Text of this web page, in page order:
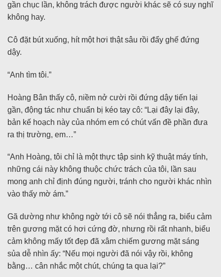
gần chục lần, không trách được người khác sẽ có suy nghĩ
không hay.
Cô đặt bút xuống, hít một hơi thật sâu rồi đẩy ghế đứng
dậy.
“Anh tìm tôi.”
Hoàng Bân thấy cô, niềm nở cười rồi đứng dậy tiến lại
gần, động tác như chuẩn bị kéo tay cô: “Lại đây lại đây,
bản kế hoạch này của nhóm em có chút vấn đề phần đưa
ra thị trường, em…”
“Anh Hoàng, tôi chỉ là một thực tập sinh kỹ thuật máy tính,
những cái này không thuộc chức trách của tôi, lần sau
mong anh chỉ định đúng người, tránh cho người khác nhìn
vào thấy mờ ám.”
Gã dường như không ngờ tới cô sẽ nói thẳng ra, biểu cảm
trên gương mặt có hơi cứng đờ, nhưng rồi rất nhanh, biểu
cảm không mấy tốt đẹp đã xâm chiếm gương mặt sáng
sủa dễ nhìn ấy: “Nếu mọi người đã nói vậy rồi, không
bằng… cân nhắc một chút, chúng ta qua lại?”